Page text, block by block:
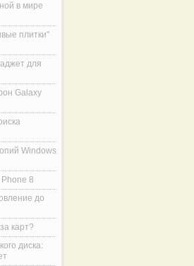
в мире
плитки"
для
Galaxy
Windows
8
до
карт?
диска: